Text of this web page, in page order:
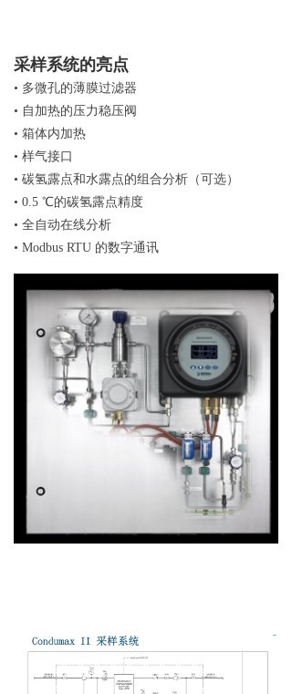
采样系统的亮点
• 多微孔的薄膜过滤器
• 自加热的压力稳压阀
• 箱体内加热
• 样气接口
• 碳氢露点和水露点的组合分析（可选）
• 0.5 ℃的碳氢露点精度
• 全自动在线分析
• Modbus RTU 的数字通讯